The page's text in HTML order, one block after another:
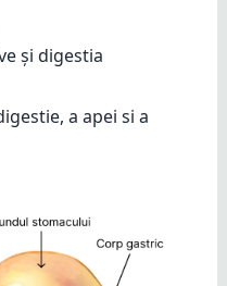
și digestia
a apei si a